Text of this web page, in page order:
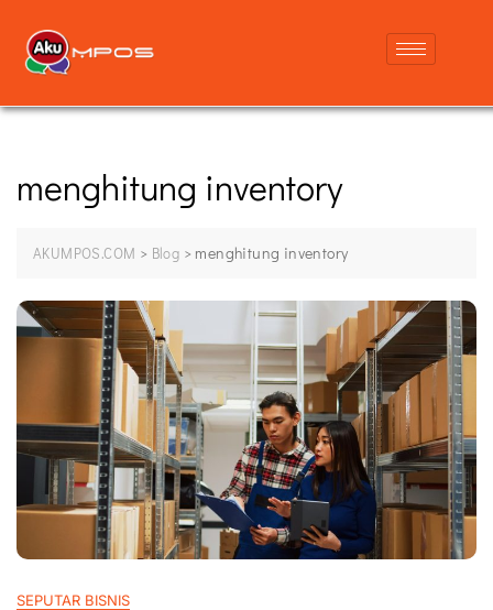
menghitung inventory
AKUMPOS.COM > Blog > menghitung inventory
SEPUTAR BISNIS